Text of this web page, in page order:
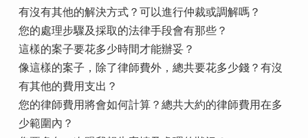
有沒有其他的解決方式？可以進行仲裁或調解嗎？
您的處理步驟及採取的法律手段會有那些？
這樣的案子要花多少時間才能辦妥？
像這樣的案子，除了律師費外，總共要花多少錢？有沒
有其他的費用支出？
您的律師費用將會如何計算？總共大約的律師費用在多
少範圍內？